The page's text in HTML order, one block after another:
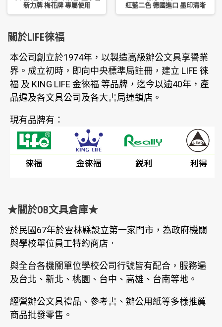
新力牌 梅花牌 專屬使用
紅藍二色 德國進口 墨印清晰
關於LIFE徠福
本公司創立於1974年，以製造高級辦公文具享譽業
界。成立初時，即向中央標準局註冊，建立 LIFE 徠
福 及 KING LIFE 金徠福 等品牌，迄今以逾40年，產
品遍及各文具公司及各大書局連鎖店。
現有品牌有：
★關於OB文具倉庫★
於民國67年於雲林縣設立第一家門市，為政府機關
與學校單位員工特約商店．
與全台各機關單位學校公司行號皆有配合，服務遍
及台北、新北、桃園、台中、高雄、台南等地。
經營辦公文具禮品、參考書、辦公用紙等多樣推薦
商品批發零售。